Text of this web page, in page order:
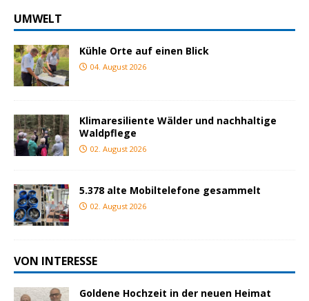
UMWELT
Kühle Orte auf einen Blick
04. August 2026
Klimaresiliente Wälder und nachhaltige
Waldpflege
02. August 2026
5.378 alte Mobiltelefone gesammelt
02. August 2026
VON INTERESSE
Goldene Hochzeit in der neuen Heimat